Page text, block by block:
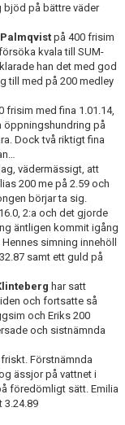
bjöd på bättre väder
på 400 frisim
kvala till SUM-
han det med god
till med på 200 medley
frisim med fina 1.01.14,
öppningshundring på
Dock två riktigt fina
vädermässigt, att
200 me på 2.59 och
börjar ta sig.
2:a och det gjorde
äntligen kommit igång
. Hennes simning innehöll
samt ett guld på
har satt
och fortsatte så
och Eriks 200
och sistnämnda
Förstnämnda
ässjor på vattnet i
föredömligt sätt. Emilia
3.24.89